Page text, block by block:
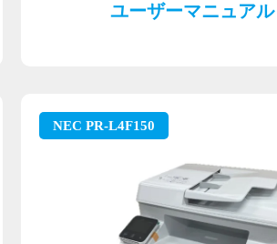
ユーザーマニュアル
NEC PR-L4F150